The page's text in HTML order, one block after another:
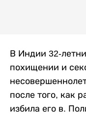
В Индии 32-
похищении и
после того, как
избила его в.